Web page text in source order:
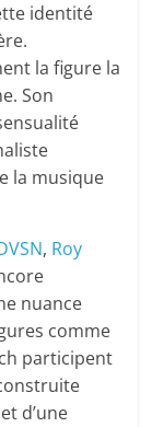
identité
la figure la
Son
la musique
, Roy
nuance
comme
participent
d’une